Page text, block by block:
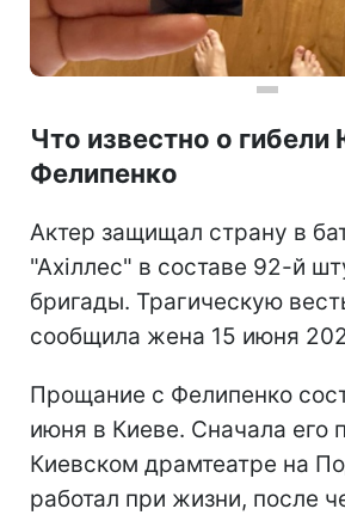
Что известно о
Фелипенко
Актер защищал страну в
"Ахіллес" в составе 92-й
бригады. Трагическую
сообщила жена 15 июня
Прощание с Фелипенко
июня в Киеве. Сначала его
Киевском драмтеатре на
работал при жизни, после